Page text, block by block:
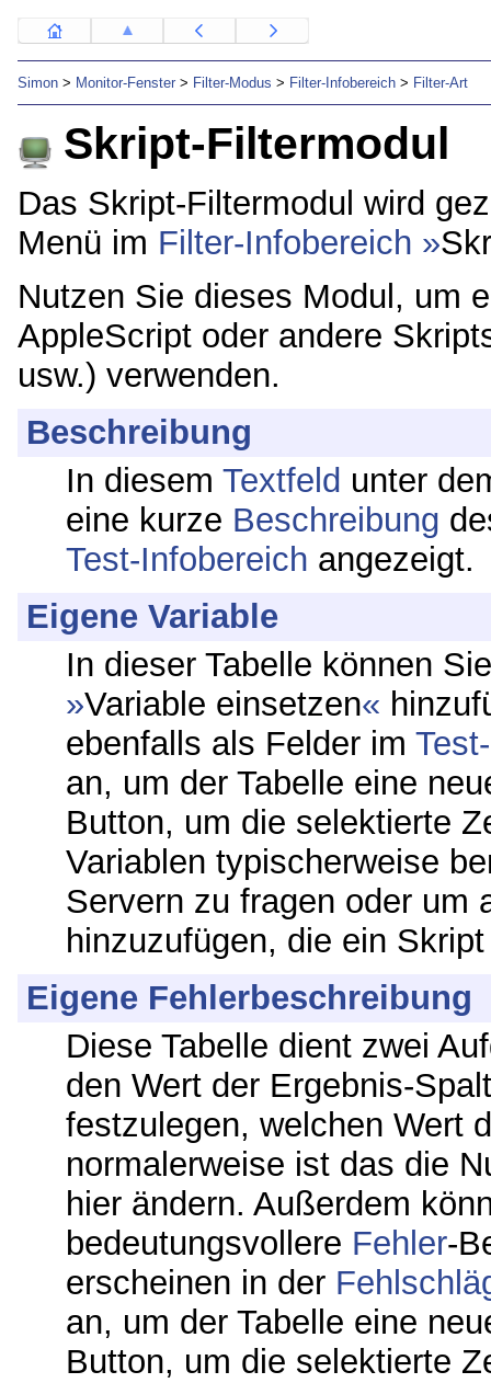
Simon > Monitor-Fenster > Filter-Modus > Filter-Infobereich > Filter-Art
Skript-Filtermodul
Das Skript-Filtermodul wird
Menü im Filter-Infobereich
Nutzen Sie dieses Modul, um
AppleScript oder andere
usw.) verwenden.
Beschreibung
In diesem Textfeld unter
eine kurze Beschreibung
Test-Infobereich angezeigt.
Eigene Variable
In dieser Tabelle können
Variable einsetzen
ebenfalls als Felder im
an, um der Tabelle eine
Button, um die selektierte
Variablen typischerweise
Servern zu fragen oder um
hinzuzufügen, die ein
Eigene Fehlerbeschreibung
Diese Tabelle dient zwei
den Wert der Ergebnis-
festzulegen, welchen Wert
normalerweise ist das die
hier ändern. Außerdem
bedeutungsvollere Fehler-
erscheinen in der
an, um der Tabelle eine
Button, um die selektierte